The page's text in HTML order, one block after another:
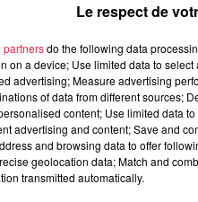
bien - Les Rendez-
- Les Rendez-Vous de
Le respect de
partnersdo the following data
on a device; Use limited data to
advertising; Measure advertising
of data from different sources;
content; Use limited data
advertising and content; Save and
and browsing data to offer
geolocation data; Match and
transmitted automatically.